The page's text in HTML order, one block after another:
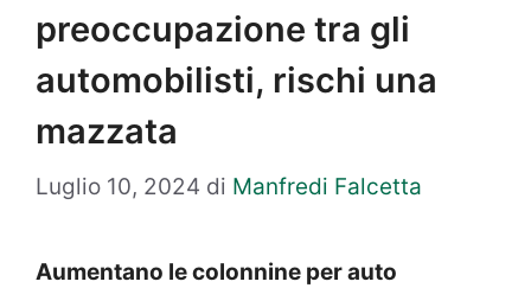
preoccupazione tra gli
automobilisti, rischi una
mazzata
Luglio 10, 2024 di Manfredi Falcetta
Aumentano le colonnine per auto